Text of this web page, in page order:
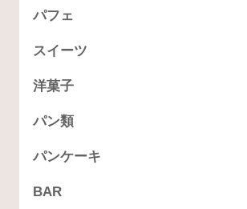
パフェ
スイーツ
洋菓子
パン類
パンケーキ
BAR